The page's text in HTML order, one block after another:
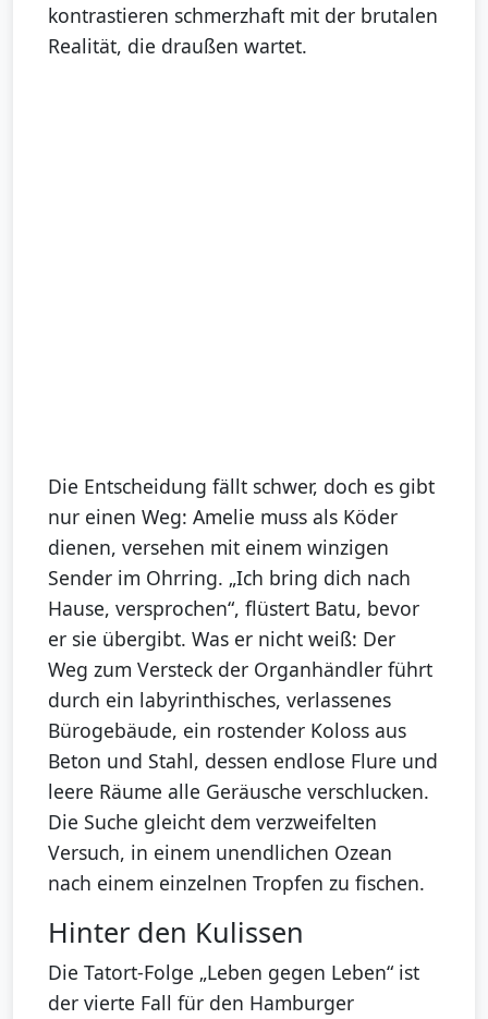
kontrastieren schmerzhaft mit der brutalen
Realität, die draußen wartet.
Die Entscheidung fällt schwer, doch es gibt
nur einen Weg: Amelie muss als Köder
dienen, versehen mit einem winzigen
Sender im Ohrring. „Ich bring dich nach
Hause, versprochen“, flüstert Batu, bevor
er sie übergibt. Was er nicht weiß: Der
Weg zum Versteck der Organhändler führt
durch ein labyrinthisches, verlassenes
Bürogebäude, ein rostender Koloss aus
Beton und Stahl, dessen endlose Flure und
leere Räume alle Geräusche verschlucken.
Die Suche gleicht dem verzweifelten
Versuch, in einem unendlichen Ozean
nach einem einzelnen Tropfen zu fischen.
Hinter den Kulissen
Die Tatort-Folge „Leben gegen Leben“ ist
der vierte Fall für den Hamburger